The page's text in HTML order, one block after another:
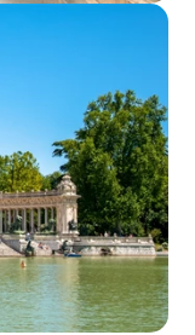
krasijo dela
in
velikanov. Za
več dni.